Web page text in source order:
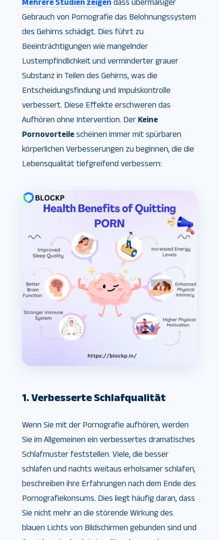
Mehrere Studien zeigen dass übermäßiger
Gebrauch von Pornografie das Belohnungssystem
des Gehirns schädigt. Dies führt zu
Beeinträchtigungen wie mangelnder
Lustempfindlichkeit und verminderter grauer
Substanz in Teilen des Gehirns, was die
Entscheidungsfindung und Impulskontrolle
verbessert. Diese Effekte erschweren das
Aufhören ohne Intervention. Der Keine
Pornovorteilescheinen immer mit spürbaren
körperlichen Verbesserungen zu beginnen, die die
Lebensqualität tiefgreifend verbessern:
1. Verbesserte Schlafqualität
Wenn Sie mit der Pornografie aufhören, werden
Sie im Allgemeinen ein verbessertes dramatisches
Schlafmuster feststellen. Viele, die besser
schlafen und nachts weitaus erholsamer schlafen,
beschreiben ihre Erfahrungen nach dem Ende des
Pornografiekonsums. Dies liegt häufig daran, dass
Sie nicht mehr an die störende Wirkung des
blauen Lichts von Bildschirmen gebunden sind und